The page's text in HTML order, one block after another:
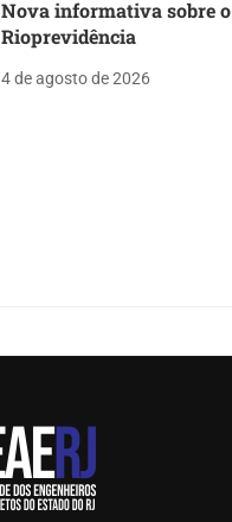
Nova informativa sobre o
Rioprevidência
4 de agosto de 2026